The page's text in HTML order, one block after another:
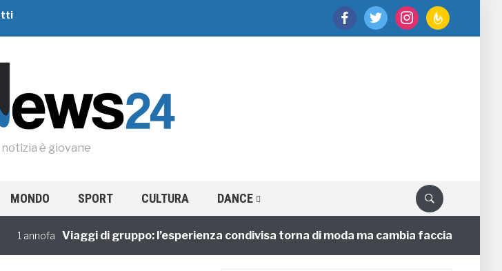
facebooktwitter instagramfeedburner
notizia è giovane
MONDO SPORT CULTURA DANCE
Viaggi di gruppo: l’esperienza condivisa torna di moda ma cambia faccia